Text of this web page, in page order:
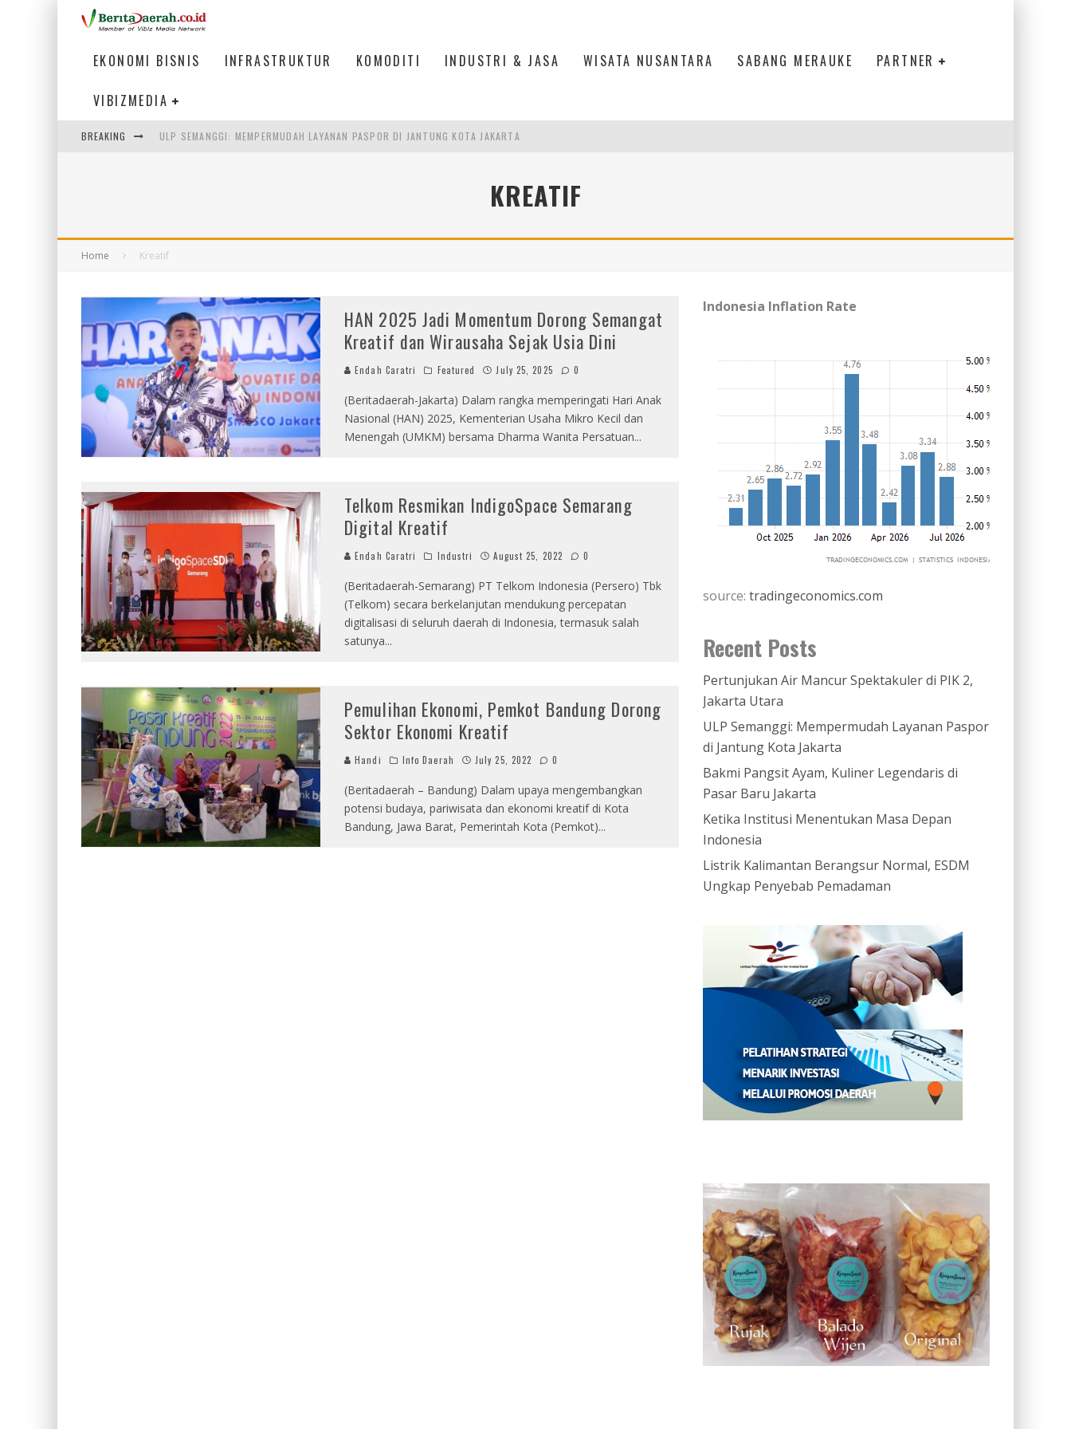
EKONOMI BISNIS INFRASTRUKTUR KOMODITI INDUSTRI & JASA WISATA NUSANTARA SABANG MERAUKE PARTNER
VIBIZMEDIA
BREAKING ULP SEMANGGI: MEMPERMUDAH LAYANAN PASPOR DI JANTUNG KOTA JAKARTA
KREATIF
Home Kreatif
HAN 2025 Jadi Momentum Dorong Semangat
Kreatif dan Wirausaha Sejak Usia Dini
Endah Caratri Featured July 25, 2025 0
(Beritadaerah-Jakarta) Dalam rangka memperingati Hari Anak
Nasional (HAN) 2025, Kementerian Usaha Mikro Kecil dan
Menengah (UMKM) bersama Dharma Wanita Persatuan...
Telkom Resmikan IndigoSpace Semarang
Digital Kreatif
Endah Caratri Industri August 25, 2022 0
(Beritadaerah-Semarang) PT Telkom Indonesia (Persero) Tbk
(Telkom) secara berkelanjutan mendukung percepatan
digitalisasi di seluruh daerah di Indonesia, termasuk salah
satunya...
Pemulihan Ekonomi, Pemkot Bandung Dorong
Sektor Ekonomi Kreatif
Handi Info Daerah July 25, 2022 0
(Beritadaerah – Bandung) Dalam upaya mengembangkan
potensi budaya, pariwisata dan ekonomi kreatif di Kota
Bandung, Jawa Barat, Pemerintah Kota (Pemkot)...
Indonesia Inflation Rate
source: tradingeconomics.com
Recent Posts
Pertunjukan Air Mancur Spektakuler di PIK 2,
Jakarta Utara
ULP Semanggi: Mempermudah Layanan Paspor
di Jantung Kota Jakarta
Bakmi Pangsit Ayam, Kuliner Legendaris di
Pasar Baru Jakarta
Ketika Institusi Menentukan Masa Depan
Indonesia
Listrik Kalimantan Berangsur Normal, ESDM
Ungkap Penyebab Pemadaman